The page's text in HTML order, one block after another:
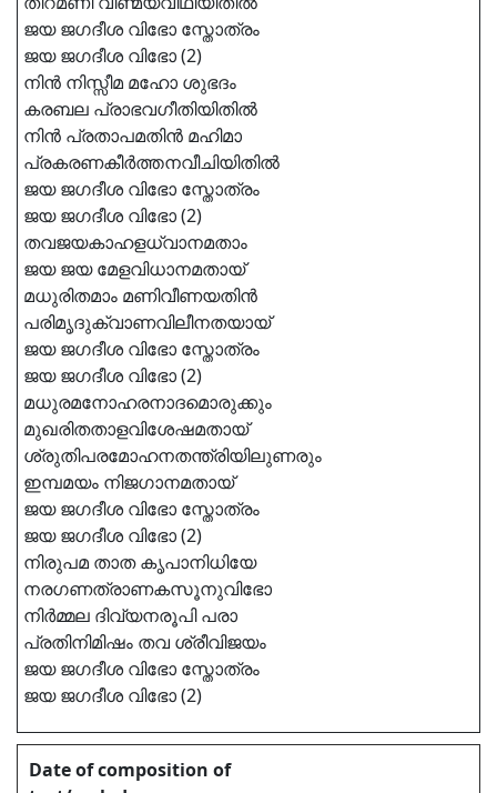
ജയ ജഗദീശ വിഭോ സ്തോത്രം
ജയ ജഗദീശ വിഭോ (2)
നിൻ നിസ്സീമ മഹോ ശുഭദം
കരബല പ്രാഭവഗീതിയിതിൽ
നിൻ പ്രതാപമതിൻ മഹിമാ
പ്രകരണകീർത്തനവീചിയിതിൽ
ജയ ജഗദീശ വിഭോ സ്തോത്രം
ജയ ജഗദീശ വിഭോ (2)
തവജയകാഹളധ്വാനമതാം
ജയ ജയ മേളവിധാനമതായ്
മധുരിതമാം മണിവീണയതിൻ
പരിമൃദുക്വാണവിലീനതയായ്
ജയ ജഗദീശ വിഭോ സ്തോത്രം
ജയ ജഗദീശ വിഭോ (2)
മധുരമനോഹരനാദമൊരുക്കും
മുഖരിതതാളവിശേഷമതായ്
ശ്രുതിപരമോഹനതന്ത്രിയിലുണരും
ഇമ്പമയം നിജഗാനമതായ്
ജയ ജഗദീശ വിഭോ സ്തോത്രം
ജയ ജഗദീശ വിഭോ (2)
നിരുപമ താത കൃപാനിധിയേ
നരഗണത്രാണകസൂനുവിഭോ
നിർമ്മല ദിവ്യനരൂപി പരാ
പ്രതിനിമിഷം തവ ശ്രീവിജയം
ജയ ജഗദീശ വിഭോ സ്തോത്രം
ജയ ജഗദീശ വിഭോ (2)
Date of composition of